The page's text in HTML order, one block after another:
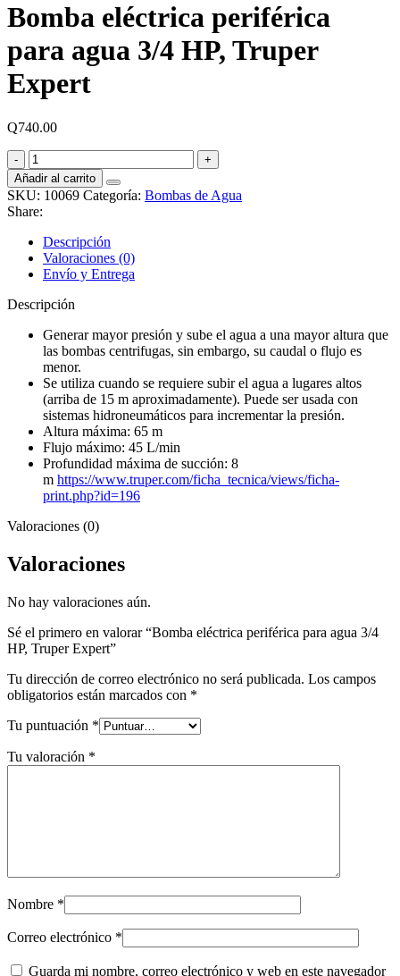
Bomba eléctrica periférica
para agua 3/4 HP, Truper
Expert
Q740.00
Bomba
eléctrica
periférica
para
agua
3/4
HP,
Truper
Expert
cantidad
Añadir al carrito
SKU: 10069 Categoría: Bombas de Agua
Share:
Descripción
Valoraciones (0)
Envío y Entrega
Descripción
Generar mayor presión y sube el agua a una mayor altura que
las bombas centrifugas, sin embargo, su caudal o flujo es
menor.
Se utiliza cuando se requiere subir el agua a lugares altos
(arriba de 15 m aproximadamente). Puede ser usada con
sistemas hidroneumáticos para incrementar la presión.
Altura máxima: 65 m
Flujo máximo: 45 L/min
Profundidad máxima de succión: 8
m https://www.truper.com/ficha_tecnica/views/ficha-
print.php?id=196
Valoraciones (0)
Valoraciones
No hay valoraciones aún.
Sé el primero en valorar “Bomba eléctrica periférica para agua 3/4
HP, Truper Expert”
Tu dirección de correo electrónico no será publicada. Los campos
obligatorios están marcados con *
Tu puntuación *
Tu valoración *
Nombre *
Correo electrónico *
Guarda mi nombre, correo electrónico y web en este navegador